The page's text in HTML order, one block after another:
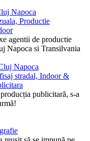
Napoca
Productie
agentii de productie
Napoca si Transilvania
Napoca
stradal, Indoor &
publicitară, s-a